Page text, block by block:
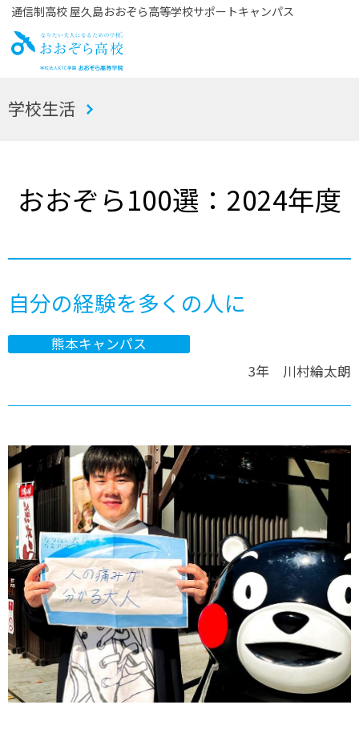
通信制高校 屋久島おおぞら高等学校サポートキャンパス
お
学校生活
おおぞら100選：2024年度
自分の経験を多くの人に
熊本キャンパス
3年 川村綸太朗